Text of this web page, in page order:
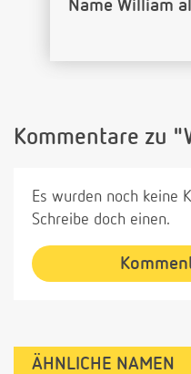
Name William
Kommentare zu
Es wurden noch keine
Schreibe doch einen.
ÄHNLICHE NAMEN